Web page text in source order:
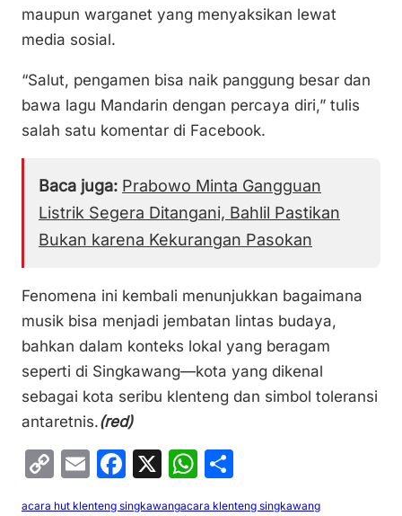
maupun warganet yang menyaksikan lewat
media sosial.
“Salut, pengamen bisa naik panggung besar dan
bawa lagu Mandarin dengan percaya diri,” tulis
salah satu komentar di Facebook.
Baca juga: Prabowo Minta Gangguan
Listrik Segera Ditangani, Bahlil Pastikan
Bukan karena Kekurangan Pasokan
Fenomena ini kembali menunjukkan bagaimana
musik bisa menjadi jembatan lintas budaya,
bahkan dalam konteks lokal yang beragam
seperti di Singkawang—kota yang dikenal
sebagai kota seribu klenteng dan simbol toleransi
antaretnis.(red)
C
o
E
m
F
a
X
W
h h
acara hut klenteng singkawangacara klenteng singkawang